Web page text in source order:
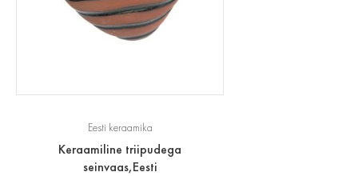
Eesti keraamika
Keraamiline triipudega
seinvaas,Eesti